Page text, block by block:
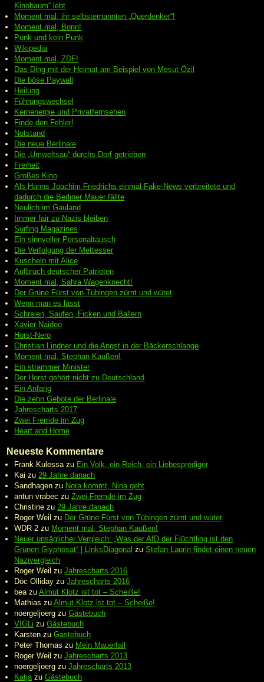
Kinobaum“ lebt
Moment mal, ihr selbsternannten „Querdenker“!
Moment mal, Bonn!
Punk und kein Punk
Wikipedia
Moment mal, ZDF!
Das Ding mit der Heimat am Beispiel von Mesut Özil
Die böse Paywall
Heilung
Führungswechsel
Kernenergie und Privatfernsehen
Finde den Fehler!
Notstand
Die neue Berlinale
Die „Umweltsau“ durchs Dorf getrieben
Freiheit
Großes Kino
Als Hanns Joachim Friedrichs einmal Fake-News verbreitete und
dadurch die Berliner Mauer fällte
Neulich im Gauland
Immer fair zu Nazis bleiben
Surfing Magazines
Ein sinnvoller Personaltausch
Die Verfolgung der Mettesser
Kuscheln mit Alice
Aufbruch deutscher Patrioten
Moment mal, Sahra Wagenknecht!
Der Grüne Fürst von Tübingen zürnt und wütet
Wenn man es lässt
Schreien, Saufen, Ficken und Ballern
Xavier Naidoo
Horst-Nero
Christian Lindner und die Angst in der Bäckerschlange
Moment mal, Stephan Kaußen!
Ein strammer Minister
Der Horst gehört nicht zu Deutschland
Ein Anfang
Die zehn Gebote der Berlinale
Jahrescharts 2017
Zwei Fremde im Zug
Heart and Home
Neueste Kommentare
Frank Kulessa zu Ein Volk, ein Reich, ein Liebesprediger
Kai zu 29 Jahre danach
Sandhagen zu Nora kommt, Nina geht
antun vrabec zuZwei Fremde im Zug
Christine zu 29 Jahre danach
Roger Weil zu Der Grüne Fürst von Tübingen zürnt und wütet
WDR 2 zu Moment mal, Stephan Kaußen!
Neuer unsäglicher Vergleich: „Was der AfD der Flüchtling ist den
Grünen Glyphosat“ | LinksDiagonal zuStefan Laurin findet einen neuen
Nazivergleich
Roger Weil zuJahrescharts 2016
Doc Olliday zuJahrescharts 2016
bea zuAlmut Klotz ist tot – Scheiße!
Mathias zuAlmut Klotz ist tot – Scheiße!
noergeljoerg zuGästebuch
VIGLi zuGästebuch
Karsten zuGästebuch
Peter Thomas zu Mein Mauerfall
Roger Weil zuJahrescharts 2013
noergeljoerg zuJahrescharts 2013
Katja zuGästebuch